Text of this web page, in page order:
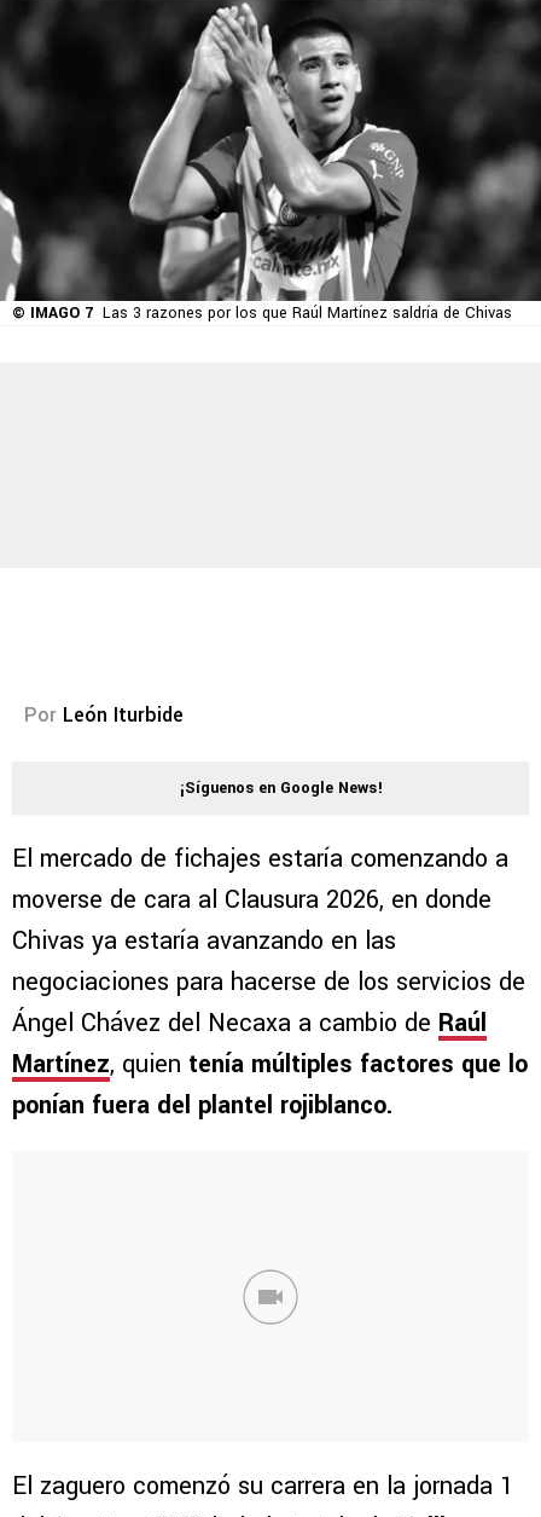
© IMAGO 7 Las 3 razones por los que Raúl Martínez saldría de Chivas
Por León Iturbide
¡Síguenos en Google News!
El mercado de fichajes estaría comenzando a
moverse de cara al Clausura 2026, en donde
Chivas ya estaría avanzando en las
negociaciones para hacerse de los servicios de
Ángel Chávez del Necaxa a cambio de Raúl
Martínez, quien tenía múltiples factores que lo
ponían fuera del plantel rojiblanco.
El zaguero comenzó su carrera en la jornada 1